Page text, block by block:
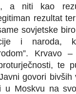
a niti kao
rezultat
sovjetske
i naroda,
Krvavo –
te
govori bivših
Moskvu na